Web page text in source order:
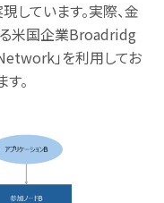
しています。実際、金
る米国企業Broadridg
」を利用してお
。